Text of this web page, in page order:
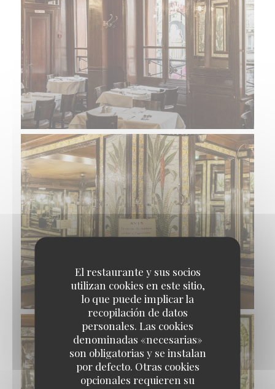
El restaurante y sus socios
utilizan cookies en este sitio,
lo que puede implicar la
recopilación de datos
personales. Las cookies
denominadas «necesarias»
son obligatorias y se instalan
por defecto. Otras cookies
opcionales requieren su